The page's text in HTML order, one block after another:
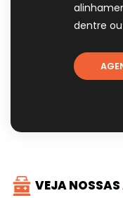
dentre
VEJA NOSSAS